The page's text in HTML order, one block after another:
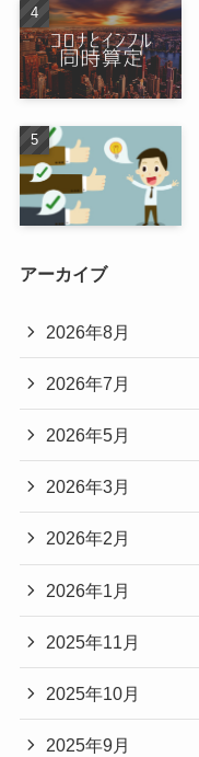
アーカイブ
2026年8月
2026年7月
2026年5月
2026年3月
2026年2月
2026年1月
2025年11月
2025年10月
2025年9月